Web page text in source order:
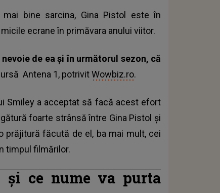
bine sarcina, Gina Pistol este în
ecrane în primăvara anului viitor.
de ea și în următorul sezon, că
Antena 1, potrivitWowbiz.ro.
Smiley a acceptat să facă acest efort
foarte strânsă între Gina Pistol și
prăjitură făcută de el, ba mai mult, cei
timpul filmărilor.
și ce nume va purta